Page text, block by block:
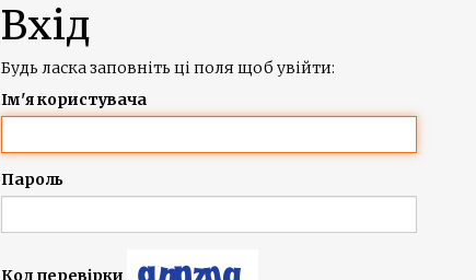
Вхід
Будь ласка заповніть ці поля щоб увійти:
Ім'я користувача
Пароль
Код перевірки